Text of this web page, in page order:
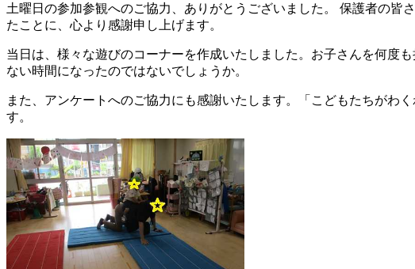
土曜日の参加参観へのご協力、ありがとうございました。 保護者の
たことに、心より感謝申し上げます。
当日は、様々な遊びのコーナーを作成いたしました。お子さんを何度
ない時間になったのではないでしょうか。
また、アンケートへのご協力にも感謝いたします。「こどもたちがわ
す。